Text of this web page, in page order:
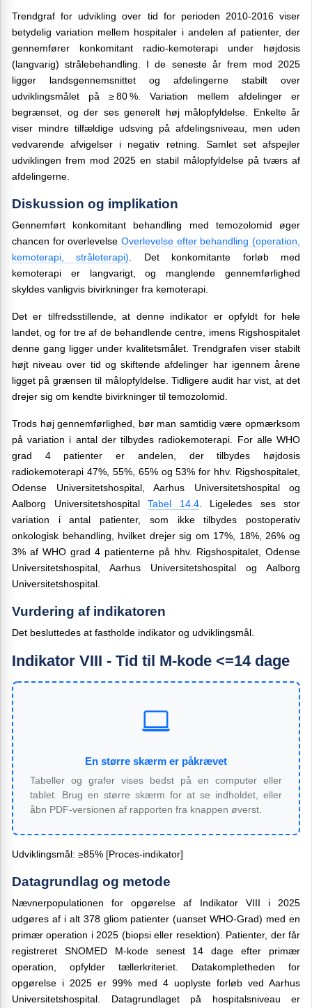
Trendgraf for udvikling over tid for perioden 2010-2016 viser
betydelig variation mellem hospitaler i andelen af patienter, der
gennemfører konkomitant radio-kemoterapi under højdosis
(langvarig) strålebehandling. I de seneste år frem mod 2025
ligger landsgennemsnittet og afdelingerne stabilt over
udviklingsmålet på ≥ 80 %. Variation mellem afdelinger er
begrænset, og der ses generelt høj målopfyldelse. Enkelte år
viser mindre tilfældige udsving på afdelingsniveau, men uden
vedvarende afvigelser i negativ retning. Samlet set afspejler
udviklingen frem mod 2025 en stabil målopfyldelse på tværs af
afdelingerne.
Diskussion og implikation
Gennemført konkomitant behandling med temozolomid
øger
chancen for overlevelse Overlevelse efter behandling (operation,
kemoterapi, stråleterapi)
Det konkomitante
forløb med
kemoterapi er langvarigt, og manglende gennemførlighed
skyldes vanligvis bivirkninger fra kemoterapi.
Det er tilfredsstillende, at denne indikator er opfyldt for hele
landet, og for tre af de behandlende centre, imens Rigshospitalet
denne gang ligger under kvalitetsmålet. Trendgrafen viser stabilt
højt niveau over tid og skiftende afdelinger har igennem årene
ligget på grænsen til målopfyldelse. Tidligere audit har vist at det
drejer sig om kendte bivirkninger til temozolomid
Trods høj gennemførlighed, bør man samtidig være opmærksom
på variation i antal der tilbydes radiokemoterapi. For alle WHO
grad 4 patienter er andelen, der tilbydes højdosis
radiokemoterapi 47%, 55%, 65% og 53% for hhv. Rigshospitalet,
Odense Universitetshospital, Aarhus Universitetshospital og
Aalborg Universitetshospital Tabel 14.4. Ligeledes ses stor
variation i antal patienter, som ikke tilbydes postoperativ
onkologisk behandling, hvilket drejer sig om 17%, 18%, 26% og
3% af WHO grad 4 patienterne på hhv. Rigshospitalet, Odense
Universitetshospital , Aarhus Universitetshospital og Aalborg
Universitetshospital
Vurdering af indikatoren
Det besluttedes at fastholde indikator og udviklingsmål.
Indikator VIII - Tid til M-kode <=14 dage
En større skærm er påkrævet
Tabeller og grafer vises bedst på en computer eller
tablet. Brug en større skærm for at se indholdet, eller
åbn PDF-versionen af rapporten fra knappen øverst.
Udviklingsmål: ≥85% [Proces-indikator]
Datagrundlag og metode
Nævnerpopulationen for opgørelse af Indikator VIII i 2025
udgøres af i alt 378 gliom patienter (uanset WHO-Grad) med en
primær operation i 2025 (biopsi eller resektion). Patienter, der får
registreret SNOMED M-kode senest 14 dage efter primær
operation, opfylder tællerkriteriet. Datakompletheden for
opgørelse i 2025 er 99% med 4 uoplyste forløb ved Aarhus
Universitetshospital. Datagrundlaget på hospitalsniveau er